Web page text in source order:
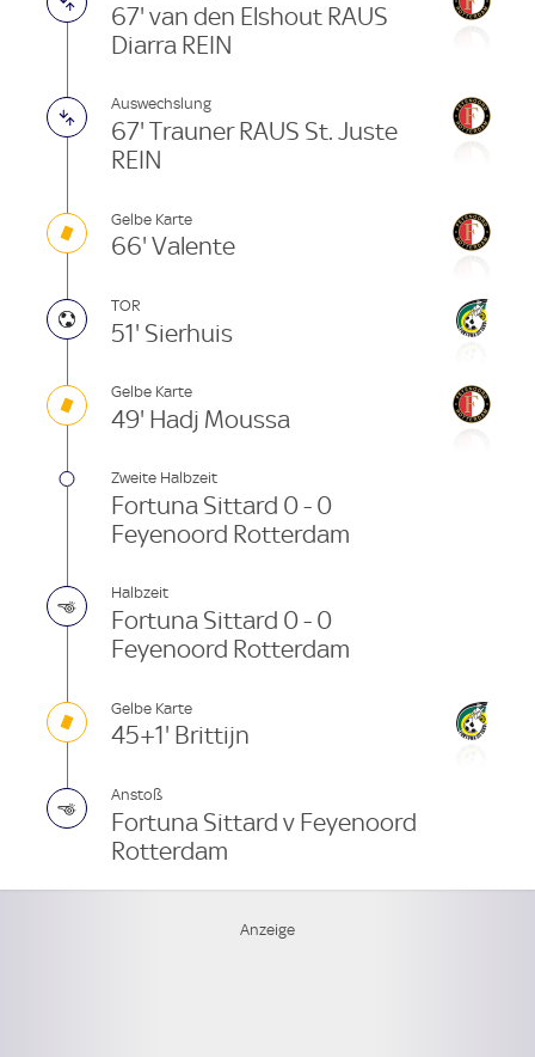
67' van den Elshout RAUS
Diarra REIN
Auswechslung
67' Trauner RAUS St. Juste
REIN
Gelbe Karte
66' Valente
TOR
51' Sierhuis
Gelbe Karte
49' Hadj Moussa
Zweite Halbzeit
Fortuna Sittard 0 - 0
Feyenoord Rotterdam
Halbzeit
Fortuna Sittard 0 - 0
Feyenoord Rotterdam
Gelbe Karte
45+1' Brittijn
Anstoß
Fortuna Sittard v Feyenoord
Rotterdam